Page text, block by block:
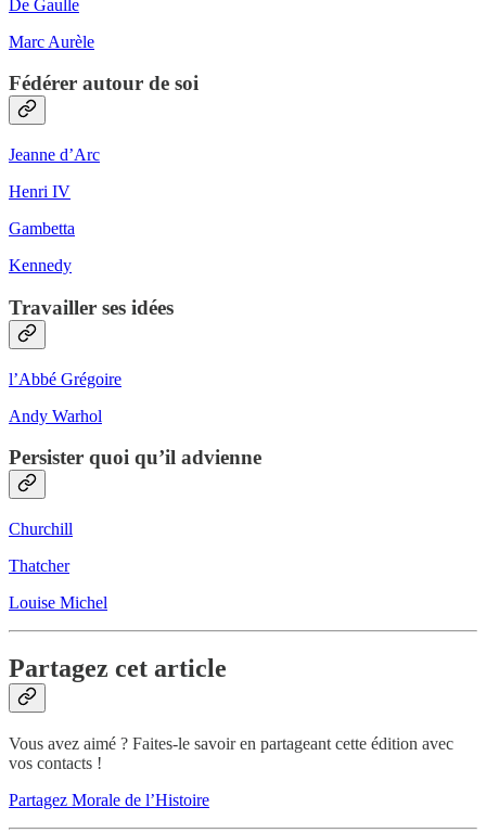
De Gaulle
Marc Aurèle
Fédérer autour de soi
Jeanne d’Arc
Henri IV
Gambetta
Kennedy
Travailler ses idées
l’Abbé Grégoire
Andy Warhol
Persister quoi qu’il advienne
Churchill
Thatcher
Louise Michel
Partagez cet article
Vous avez aimé ? Faites-le savoir en partageant cette édition avec
vos contacts !
Partagez Morale de l’Histoire